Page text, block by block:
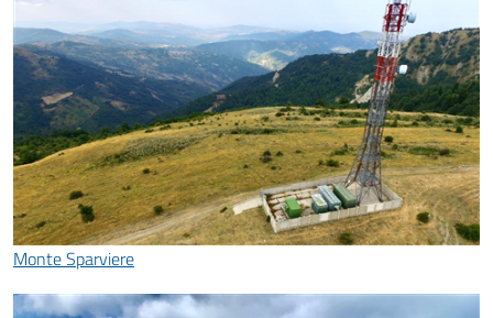
Monte Sparviere